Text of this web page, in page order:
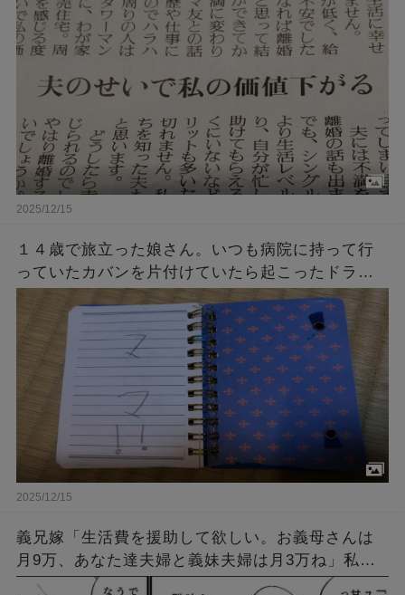
→「回答によく言ってくれた！」「ど正論」
2025/12/15
１４歳で旅立った娘さん。いつも病院に持って行
っていたカバンを片付けていたら起こったドラマ
のような奇跡・・・
2025/12/15
義兄嫁「生活費を援助して欲しい。お義母さんは
月9万、あなた達夫婦と義妹夫婦は月3万ね」私達
「何で？」義兄嫁「お昼にお菓子しか食べられな